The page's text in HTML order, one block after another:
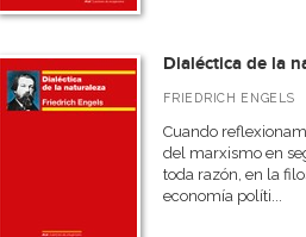
Dialéctica de la
FRIEDRICH ENGELS
Cuando
del marxismo en
toda razón, en la
economía políti...